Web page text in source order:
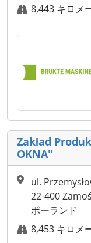
8,443 キロメ
Zakład
OKNA"
ul.
22-400
ポーランド
8,453 キロメ